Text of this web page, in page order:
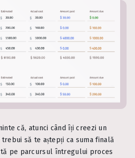
că, atunci când îți creezi un
trebui să te aștepți ca suma finală
pe parcursul întregului proces